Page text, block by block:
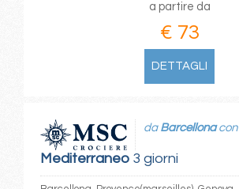
a partire da
€ 73
DETTAGLI
Mediterraneo3 giorni
da Barcellonacon